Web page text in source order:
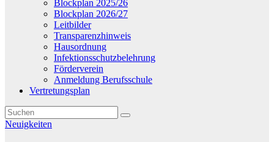
Blockplan 2025/26
Blockplan 2026/27
Leitbilder
Transparenzhinweis
Hausordnung
Infektionsschutzbelehrung
Förderverein
Anmeldung Berufsschule
Vertretungsplan
Neuigkeiten